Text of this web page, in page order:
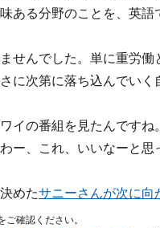
ある分野のことを、英語
せんでした。単に重労
に次第に落ち込んでいく
イの番組を見たんです
ー、これ、いいなーと思
めたサニーさんが次に向
確認ください。